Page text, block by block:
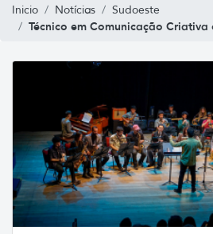
Inicio Notícias Sudoeste
Técnico em Comunicação